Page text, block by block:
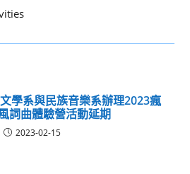
學系與民族音樂系辦理2023瘋
詞曲體驗營活動延期
2023-02-15